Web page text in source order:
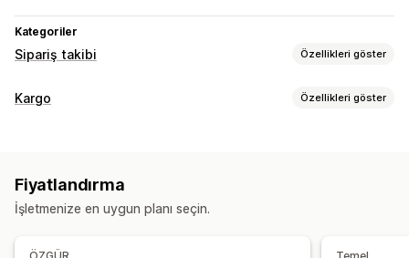
Kategoriler
Sipariş takibi Özellikleri göster
İzleme
Siparişleri dışa aktarma
Taşıyıcı şirket koruması
Bildirimler
Kargo Özellikleri göster
Taşıyıcı şirket seçimi
Sipariş senkronizasyonu
Fiyatlandırma
İşletmenize en uygun planı seçin.